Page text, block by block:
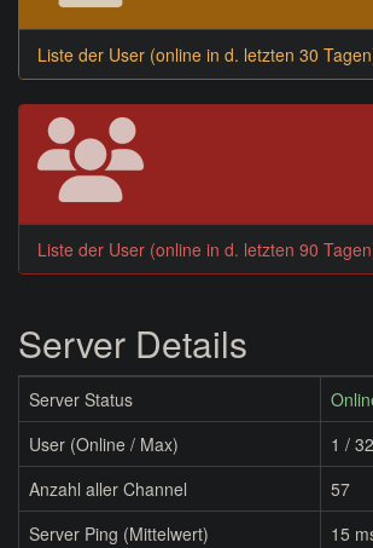
Liste der User (online in d. letzten 30
Liste der User (online in d. letzten 90
Server Details
Server Status
User (Online / Max)
1 / 32
Anzahl aller Channel
57
Server Ping (Mittelwert)
15